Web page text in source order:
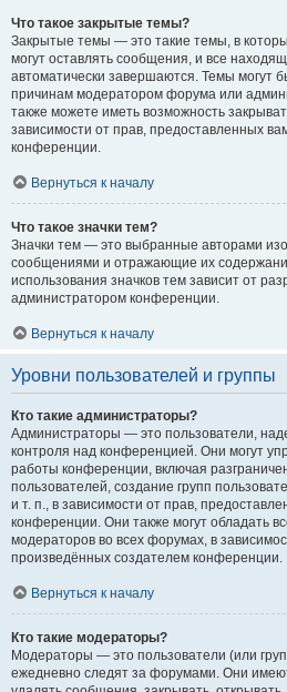
Что такое закрытые темы?
Закрытые темы — это такие темы, в
могут оставлять сообщения, и все
автоматически завершаются. Темы могут
причинам модератором форума или
также можете иметь возможность
зависимости от прав, предоставленных
конференции.
Вернуться к началу
Что такое значки тем?
Значки тем — это выбранные авторами
сообщениями и отражающие их
использования значков тем зависит от
администратором конференции.
Вернуться к началу
Уровни пользователей и группы
Кто такие администраторы?
Администраторы — это пользователи,
контроля над конференцией. Они могут
работы конференции, включая
пользователей, создание групп
и т. п., в зависимости от прав,
конференции. Они также могут обладать
модераторов во всех форумах, в
произведённых создателем конференции.
Вернуться к началу
Кто такие модераторы?
Модераторы — это пользователи (или
ежедневно следят за форумами. Они